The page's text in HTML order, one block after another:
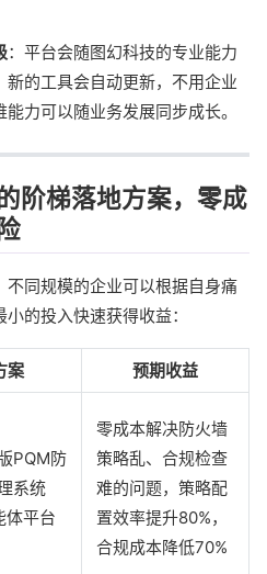
：平台会随图幻科技的专业能力
新的工具会自动更新，不用企业
力可以随业务发展同步成长。
阶梯落地方案，零成
同规模的企业可以根据自身痛
的投入快速获得收益：
案 预期收益
PQM防
系统
体平台
零成本解决防火墙
策略乱、合规检查
难的问题，策略配
置效率提升80%，
合规成本降低70%